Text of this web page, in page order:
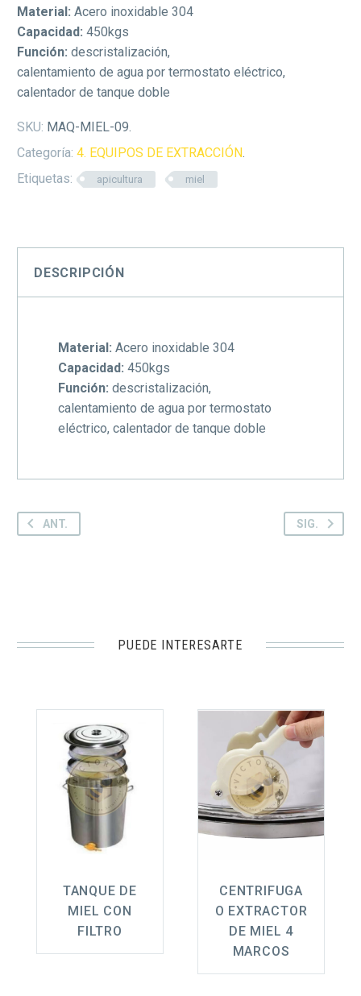
Material: Acero inoxidable 304
Capacidad: 450kgs
Función: descristalización,
calentamiento de agua por termostato eléctrico,
calentador de tanque doble
SKU: MAQ-MIEL-09.
Categoría: 4. EQUIPOS DE EXTRACCIÓN.
Etiquetas:
apicultura miel
DESCRIPCIÓN
Material: Acero inoxidable 304
Capacidad: 450kgs
Función: descristalización,
calentamiento de agua por termostato
eléctrico, calentador de tanque doble
ANT. SIG.
PUEDE INTERESARTE
TANQUE DE
MIEL CON
FILTRO
CENTRIFUGA
O EXTRACTOR
DE MIEL 4
MARCOS